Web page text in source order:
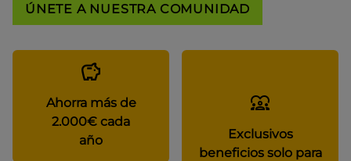
ÚNETE A NUESTRA COMUNIDAD
Ahorra más de
2.000€ cada
año
Exclusivos
beneficios solo para